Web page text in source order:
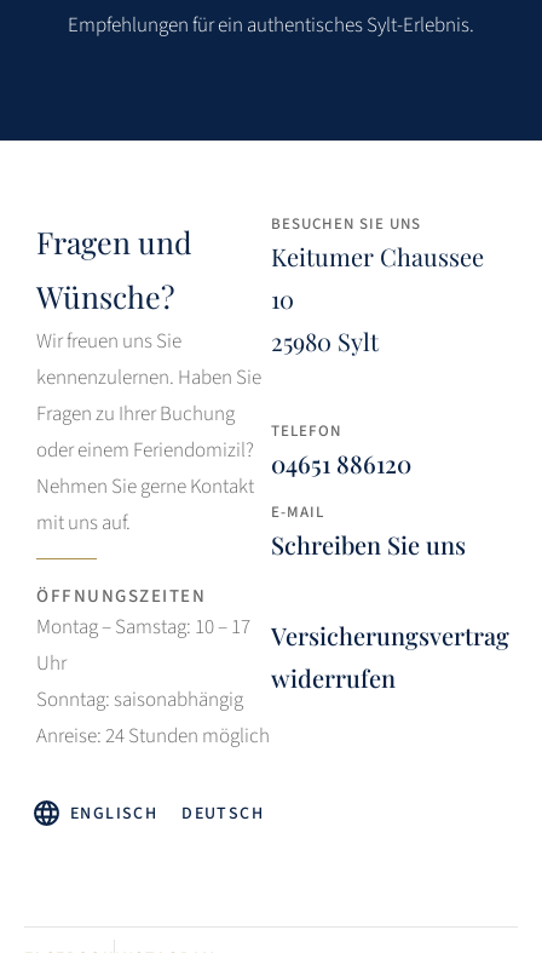
Empfehlungen für ein authentisches Sylt-Erlebnis.
Fragen und
Wünsche?
Wir freuen uns Sie
kennenzulernen. Haben Sie
Fragen zu Ihrer Buchung
oder einem Feriendomizil?
Nehmen Sie gerne Kontakt
mit uns auf.
ÖFFNUNGSZEITEN
Montag – Samstag: 10 – 17
Uhr
Sonntag: saisonabhängig
Anreise: 24 Stunden möglich
BESUCHEN SIE UNS
Keitumer Chaussee
10
25980 Sylt
TELEFON
04651 886120
E-MAIL
Schreiben Sie uns
Versicherungsvertrag
widerrufen
ENGLISCH DEUTSCH